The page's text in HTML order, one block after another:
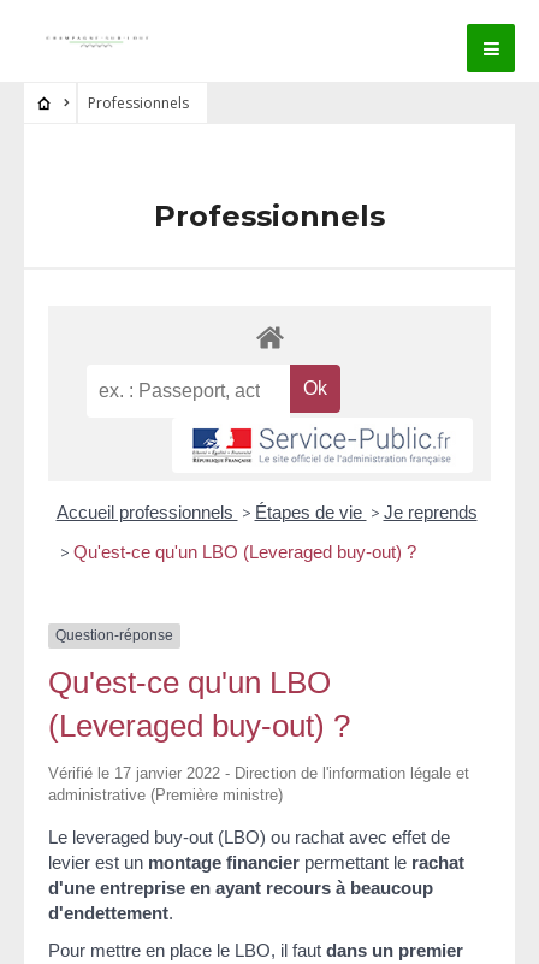
Professionnels
Professionnels
Accueil professionnels > Étapes de vie > Je reprends
> Qu'est-ce qu'un LBO (Leveraged buy-out) ?
Question-réponse
Qu'est-ce qu'un LBO
(Leveraged buy-out) ?
Vérifié le 17 janvier 2022 - Direction de l'information légale et
administrative (Première ministre)
Le leveraged buy-out (LBO) ou rachat avec effet de
levier est un montage financier permettant le rachat
d'une entreprise en ayant recours à beaucoup
d'endettement.
Pour mettre en place le LBO, il faut dans un premier